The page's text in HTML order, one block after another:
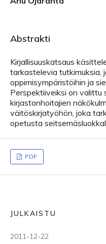
Abstrakti
Kirjallisuuskatsaus
tarkastelevia tutkimuksia,
oppimisympäristöihin ja
Perspektiiveiksi on
kirjastonhoitajien
väitöskirjatyöhön, joka
opetusta
PDF
JULKAISTU
2011-12-22